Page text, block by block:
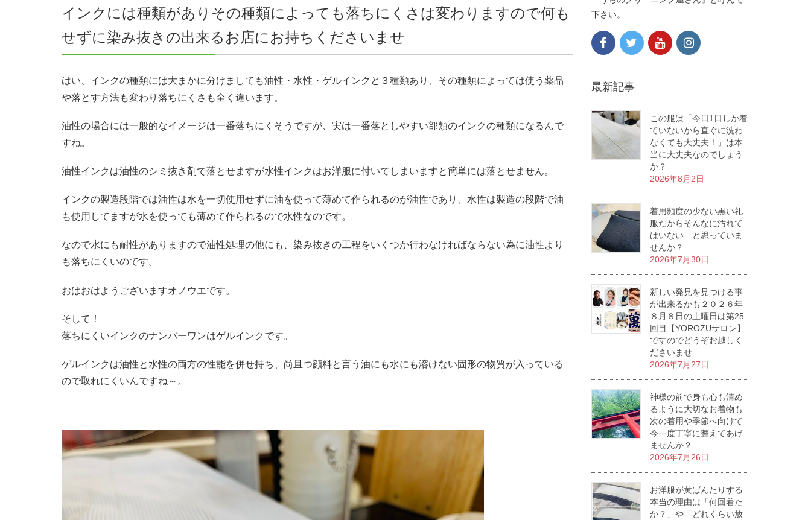
インクには種類がありその種類によっても落ちにくさは変わりますので何も
せずに染み抜きの出来るお店にお持ちくださいませ
はい、インクの種類には大まかに分けましても油性・水性・ゲルインクと３種類あり、その種類によっては使う薬品
や落とす方法も変わり落ちにくさも全く違います。
油性の場合には一般的なイメージは一番落ちにくそうですが、実は一番落としやすい部類のインクの種類になるんで
すね。
油性インクは油性のシミ抜き剤で落とせますが水性インクはお洋服に付いてしまいますと簡単には落とせません。
インクの製造段階では油性は水を一切使用せずに油を使って薄めて作られるのが油性であり、水性は製造の段階で油
も使用してますが水を使っても薄めて作られるので水性なのです。
なので水にも耐性がありますので油性処理の他にも、染み抜きの工程をいくつか行わなければならない為に油性より
も落ちにくいのです。
おはおはようございますオノウエです。
そして！
落ちにくいインクのナンバーワンはゲルインクです。
ゲルインクは油性と水性の両方の性能を併せ持ち、尚且つ顔料と言う油にも水にも溶けない固形の物質が入っている
ので取れにくいんですね～。
下さい。
最新記事
この服は「今日1日しか着
ていないから直ぐに洗わ
なくても大丈夫！」は本
当に大丈夫なのでしょう
か？
2026年8月2日
着用頻度の少ない黒い礼
服だからそんなに汚れて
はいない…と思っていま
せんか？
2026年7月30日
新しい発見を見つける事
が出来るかも２０２６年
８月８日の土曜日は第25
回目【YOROZUサロン】
ですのでどうぞお越しく
ださいませ
2026年7月27日
神様の前で身も心も清め
るように大切なお着物も
次の着用や季節へ向けて
今一度丁寧に整えてあげ
ませんか？
2026年7月26日
お洋服が黄ばんたりする
本当の理由は「何回着た
か？」や「どれくらい放